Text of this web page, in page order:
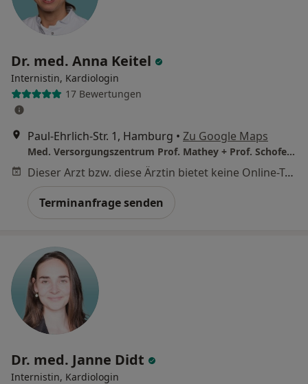
Dr. med. Anna Keitel
Internistin, Kardiologin
17 Bewertungen
Paul-Ehrlich-Str. 1, Hamburg • Zu Google Maps
Med. Versorgungszentrum Prof. Mathey + Prof. Schofer NK Altona
Dieser Arzt bzw. diese Ärztin bietet keine Online-Terminbuchung an diesem Standort an.
Terminanfrage senden
Dr. med. Janne Didt
Internistin, Kardiologin